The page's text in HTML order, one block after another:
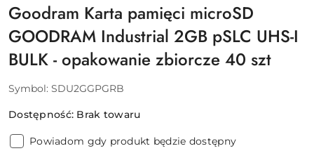
Goodram Karta pamięci microSD
GOODRAM Industrial 2GB pSLC UHS-I
BULK - opakowanie zbiorcze 40 szt
Symbol: SDU2GGPGRB
Dostępność: Brak towaru
Powiadom gdy produkt będzie dostępny